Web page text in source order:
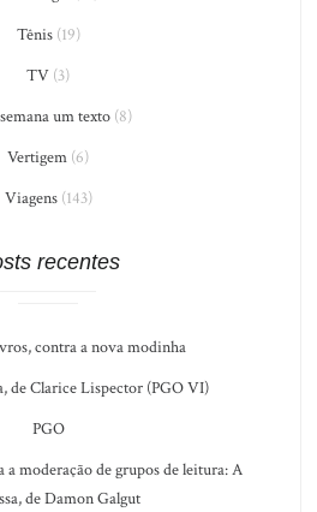
Tênis(19)
TV (3)
um texto (8)
Vertigem (6)
Viagens(143)
recentes
contra a nova modinha
de Clarice Lispector (PGO VI)
PGO
moderação de grupos de leitura: A
de Damon Galgut